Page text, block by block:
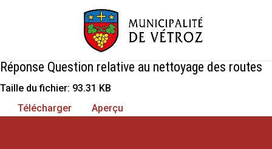
Réponse Question relative au nettoyage des routes
Taille du fichier: 93.31 KB
Télécharger
Aperçu